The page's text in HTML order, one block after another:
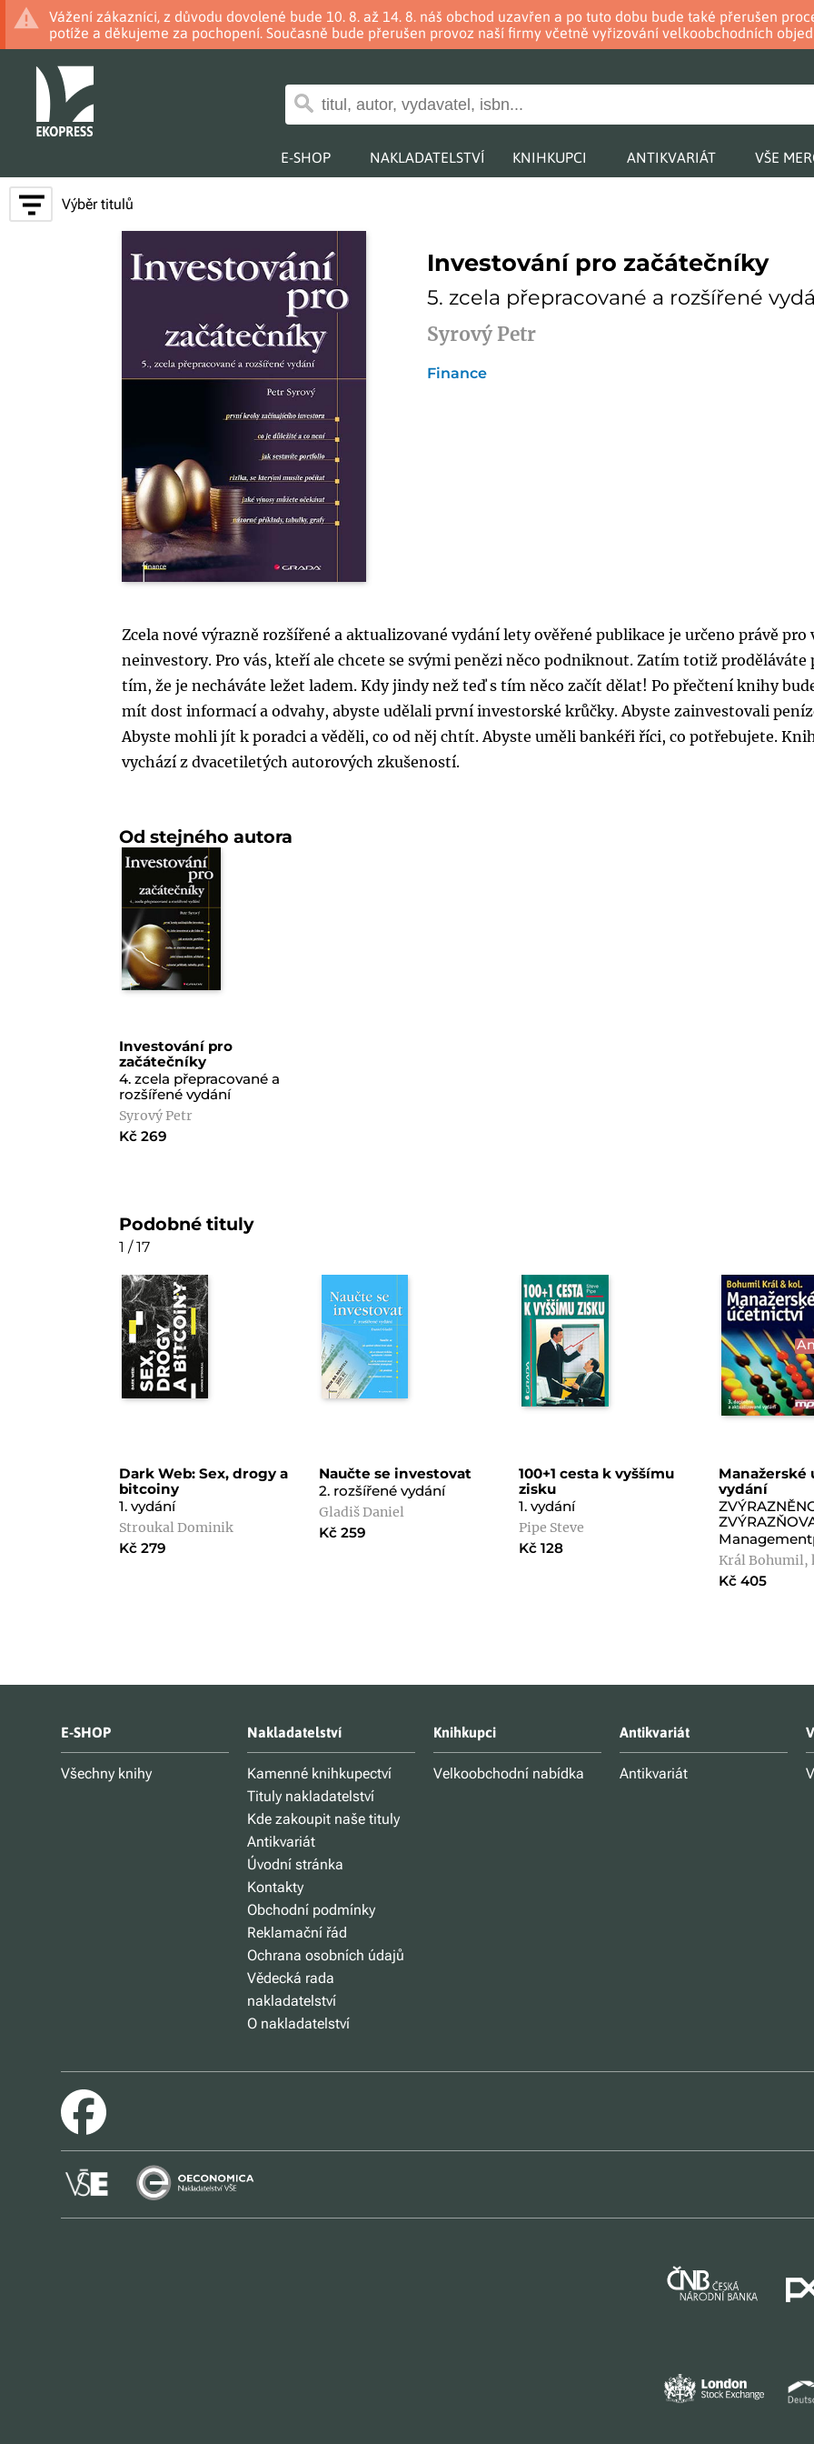
Vážení zákazníci, z důvodu dovolené bude 10. 8. až 14. 8. náš obchod uzavřen a po tuto dobu bude také přerušen
potíže a děkujeme za pochopení. Současně bude přerušen provoz naší firmy včetně vyřizování velkoobchodních
E-SHOP NAKLADATELSTVÍ KNIHKUPCI ANTIKVARIÁT VŠE
Výběr titulů
Investování pro začátečníky
5. zcela přepracované a rozšířené
Syrový Petr
Finance
Zcela nové výrazně rozšířené a aktualizované vydání lety ověřené publikace je určeno právě pro
neinvestory. Pro vás, kteří ale chcete se svými penězi něco podniknout. Zatím totiž proděláváte
tím, že je necháváte ležet ladem. Kdy jindy než teď s tím něco začít dělat! Po přečtení knihy
mít dost informací a odvahy, abyste udělali první investorské krůčky. Abyste zainvestovali
Abyste mohli jít k poradci a věděli, co od něj chtít. Abyste uměli bankéři říci, co potřebujete.
vychází z dvacetiletých autorových zkušeností.
Od stejného autora
Investování pro
začátečníky
4. zcela přepracované a
rozšířené vydání
Syrový Petr
Kč 269
Podobné tituly
1 / 17
Dark Web: Sex, drogy a
bitcoiny
1. vydání
Stroukal Dominik
Kč 279
Naučte se investovat
2. rozšířené vydání
Gladiš Daniel
Kč 259
100+1 cesta k vyššímu
zisku
1. vydání
Pipe Steve
Kč 128
Manažerské
vydání
Král Bohumil,
Kč 405
E-SHOP
Všechny knihy
Nakladatelství
Kamenné knihkupectví
Tituly nakladatelství
Kde zakoupit naše tituly
Antikvariát
Úvodní stránka
Kontakty
Obchodní podmínky
Reklamační řád
Ochrana osobních údajů
Vědecká rada
nakladatelství
O nakladatelství
Knihkupci
Velkoobchodní nabídka
Antikvariát
Antikvariát